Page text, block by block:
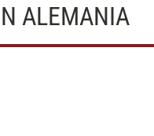
ALEMANIA